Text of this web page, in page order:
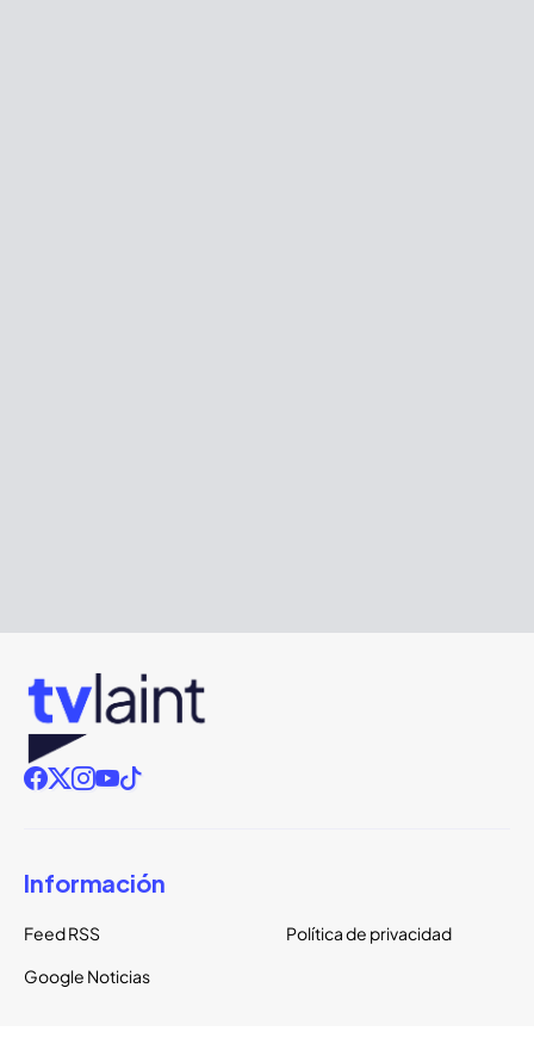
Información
Feed RSS
Política de privacidad
Google Noticias